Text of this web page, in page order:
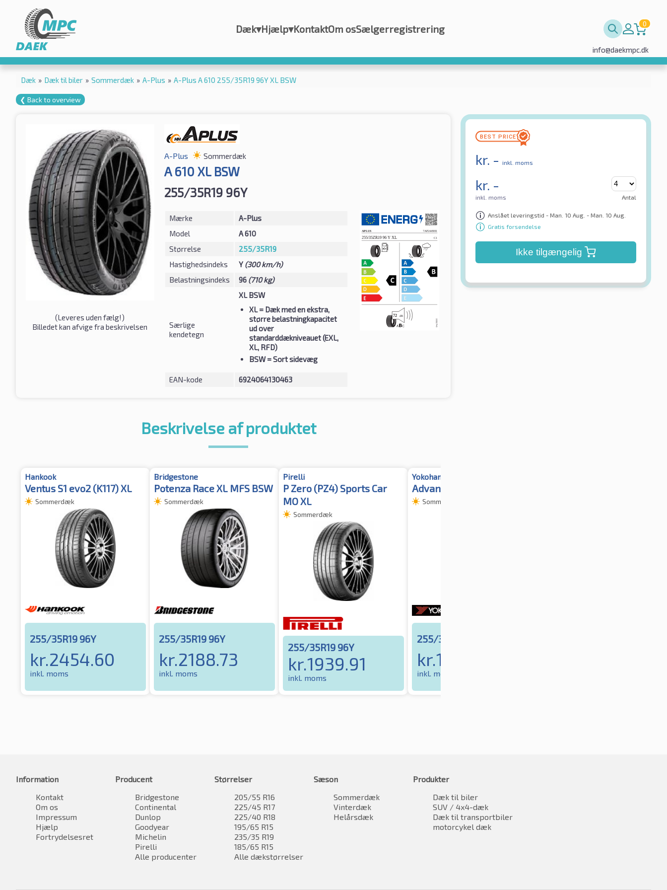
Dæk▾Hjælp▾KontaktOm osSælgerregistrering 0
info@daekmpc.dk
Dæk » Dæk til biler » Sommerdæk » A-Plus » A-Plus A 610 255/35R19 96Y XL BSW
❮ Back to overview
(Leveres uden fælg!)
Billedet kan afvige fra beskrivelsen
A-Plus Sommerdæk
A 610 XL BSW
255/35R19 96Y
Mærke
A-Plus
Model
A 610
Størrelse
255/35R19
Hastighedsindeks
Y (300 km/h)
Belastningsindeks
96 (710 kg)
Særlige
kendetegn
XL BSW
XL= Dæk med en ekstra,
større belastningkapacitet
ud over
standarddækniveauet (EXL,
XL, RFD)
BSW= Sort sidevæg
EAN-kode 6924064130463
kr. - inkl. moms
kr. -
inkl. moms Antal
Anslået leveringstid - Man. 10 Aug. - Man. 10 Aug.
Gratis forsendelse
Ikke tilgængelig
Beskrivelse af produktet
Hankook
Ventus S1 evo2 (K117) XL
Sommerdæk
255/35R19 96Y
kr.2454.60
inkl. moms
Bridgestone
Potenza Race XL MFS BSW
Sommerdæk
255/35R19 96Y
kr.2188.73
inkl. moms
Pirelli
P Zero (PZ4) Sports Car
MO XL
Sommerdæk
255/35R19 96Y
kr.1939.91
inkl. moms
Yokohama
Advan A052 XL TL
Sommerdæk
255/35R19 96Y
kr.1876.21
inkl. moms
Information
Kontakt
Om os
Impressum
Hjælp
Fortrydelsesret
Producent
Bridgestone
Continental
Dunlop
Goodyear
Michelin
Pirelli
Alle producenter
Størrelser
205/55 R16
225/45 R17
225/40 R18
195/65 R15
235/35 R19
185/65 R15
Alle dækstørrelser
Sæson
Sommerdæk
Vinterdæk
Helårsdæk
Produkter
Dæk til biler
SUV / 4x4-dæk
Dæk til transportbiler
motorcykel dæk